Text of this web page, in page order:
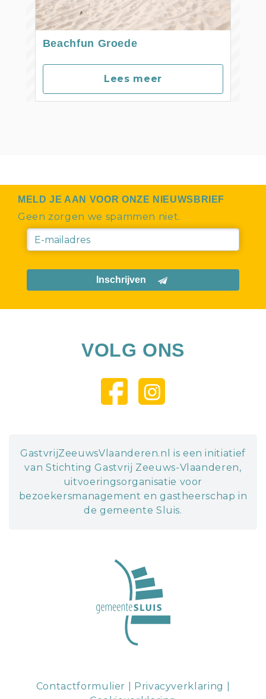
Beachfun Groede
Lees meer
MELD JE AAN VOOR ONZE NIEUWSBRIEF
Geen zorgen we spammen niet.
Inschrijven
VOLG ONS
GastvrijZeeuwsVlaanderen.nl is een initiatief
van Stichting Gastvrij Zeeuws-Vlaanderen,
uitvoeringsorganisatie voor
bezoekersmanagement en gastheerschap in
de gemeente Sluis.
Contactformulier Privacyverklaring